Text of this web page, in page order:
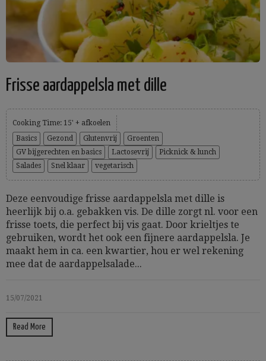
Frisse aardappelsla met dille
Cooking Time: 15' + afkoelen
Basics
Gezond Glutenvrij
Groenten
GV bijgerechten en basics
Lactosevrij
Picknick & lunch
Salades
Snel klaar vegetarisch
Deze eenvoudige frisse aardappelsla met dille is
heerlijk bij o.a. gebakken vis. De dille zorgt nl. voor een
frisse toets, die perfect bij vis gaat. Door krieltjes te
gebruiken, wordt het ook een fijnere aardappelsla. Je
maakt hem in ca. een kwartier, hou er wel rekening
mee dat de aardappelsalade...
15/07/2021
Read More